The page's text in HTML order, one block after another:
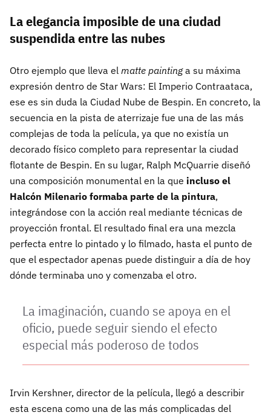
La elegancia imposible de una ciudad
suspendida entre las nubes
Otro ejemplo que lleva el matte paintinga su máxima
expresión dentro de Star Wars: El Imperio Contraataca,
ese es sin duda la Ciudad Nube de Bespin. En concreto, la
secuencia en la pista de aterrizaje fue una de las más
complejas de toda la película, ya que no existía un
decorado físico completo para representar la ciudad
flotante de Bespin. En su lugar, Ralph McQuarrie diseñó
una composición monumental en la que incluso el
Halcón Milenario formaba parte de la pintura,
integrándose con la acción real mediante técnicas de
proyección frontal. El resultado final era una mezcla
perfecta entre lo pintado y lo filmado, hasta el punto de
que el espectador apenas puede distinguir a día de hoy
dónde terminaba uno y comenzaba el otro.
La imaginación, cuando se apoya en el
oficio, puede seguir siendo el efecto
especial más poderoso de todos
Irvin Kershner, director de la película, llegó a describir
esta escena como una de las más complicadas del